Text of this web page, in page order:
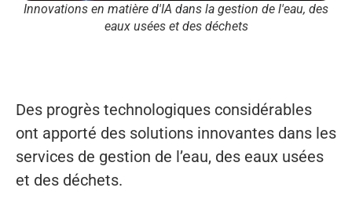
Innovations en matière d'IA dans la gestion de l'eau, des
eaux usées et des déchets
Des progrès technologiques considérables
ont apporté des solutions innovantes dans les
services de gestion de l’eau, des eaux usées
et des déchets.